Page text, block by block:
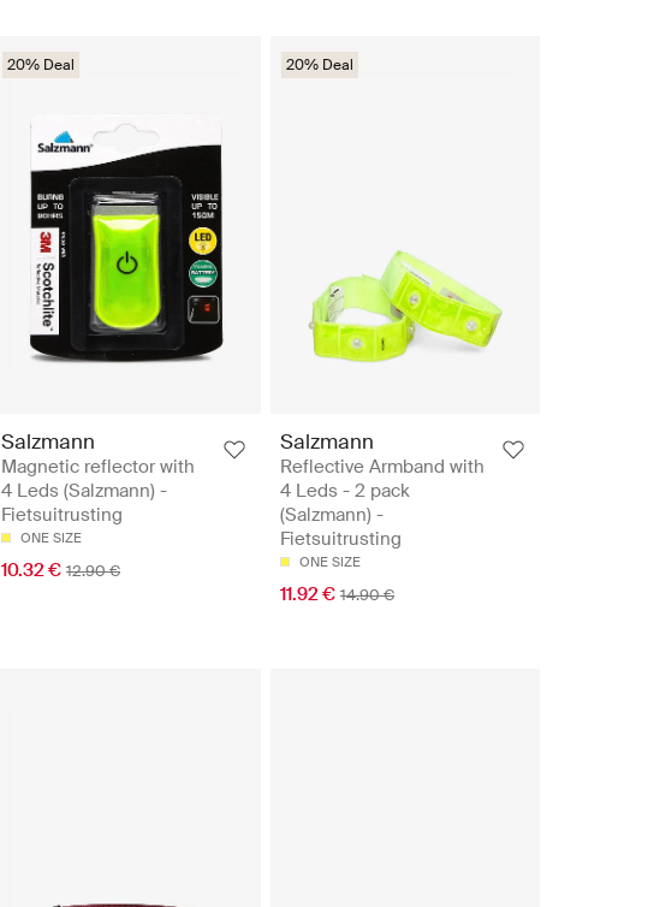
20% Deal
Salzmann
Magnetic reflector with
4 Leds (Salzmann) -
Fietsuitrusting
ONE SIZE
10.32 € 12.90 €
20% Deal
Salzmann
Reflective Armband with
4 Leds - 2 pack
(Salzmann) -
Fietsuitrusting
ONE SIZE
11.92 € 14.90 €